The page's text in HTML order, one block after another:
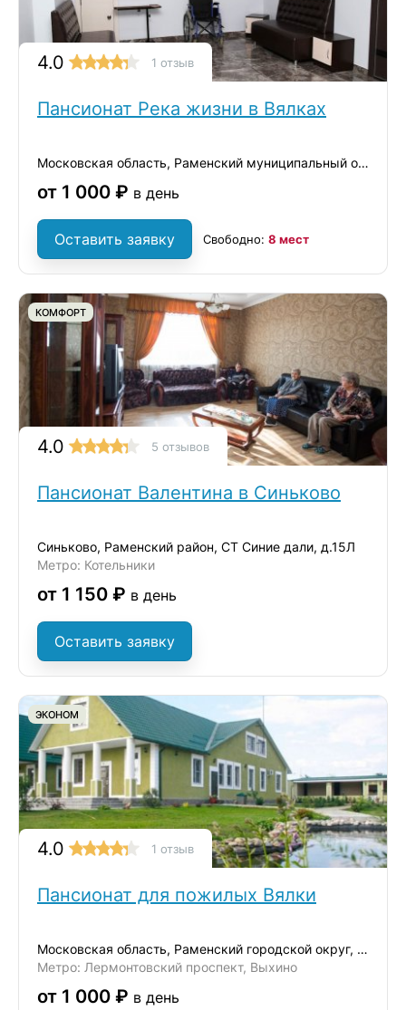
4.0 1 отзыв
Пансионат Река жизни в Вялках
Московская область, Раменский муниципальный округ, деревня Вялки, 1-я Железнодорожная улица, 42
от 1 000 ₽ в день
Оставить заявку Свободно: 8 мест
КОМФОРТ
4.0 5 отзывов
Пансионат Валентина в Синьково
Синьково, Раменский район, СТ Синие дали, д.15Л
Метро: Котельники
от 1 150 ₽ в день
Оставить заявку
ЭКОНОМ
4.0 1 отзыв
Пансионат для пожилых Вялки
Московская область, Раменский городской округ, деревня Вялки
Метро: Лермонтовский проспект, Выхино
от 1 000 ₽ в день